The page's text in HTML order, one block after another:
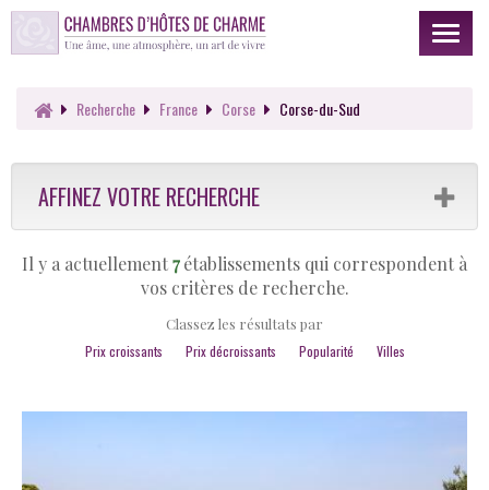
Toggle
Recherche France Corse Corse-du-Sud
AFFINEZ VOTRE RECHERCHE
Il y a actuellement7établissements qui correspondent à
vos critères de recherche.
Classez les résultats par
Prix croissants
Prix décroissants Popularité Villes